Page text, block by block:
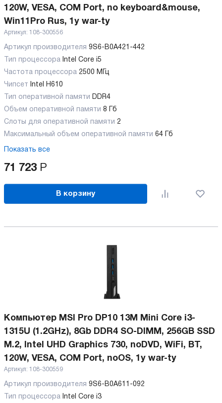
120W, VESA, COM Port, no keyboard&mouse,
Win11Pro Rus, 1y war-ty
Артикул: 108-300556
Артикул производителя 9S6-B0A421-442
Тип процессора Intel Core i5
Частота процессора 2500 МГц
Чипсет
Intel H610
Тип оперативной памяти DDR4
Объем оперативной памяти 8 Гб
Слоты для оперативной памяти 2
Максимальный объем оперативной памяти 64 Гб
Показать все
71 723 Р
В корзину
Компьютер MSI Pro DP10 13M Mini Core i3-
1315U (1.2GHz), 8Gb DDR4 SO-DIMM, 256GB SSD
M.2, Intel UHD Graphics 730, noDVD, WiFi, BT,
120W, VESA, COM Port, noOS, 1y war-ty
Артикул: 108-300559
Артикул производителя 9S6-B0A611-092
Тип процессора Intel Core i3